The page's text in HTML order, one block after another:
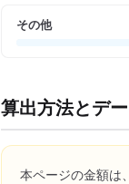
その他
算出方法とデ
本ページの金額は